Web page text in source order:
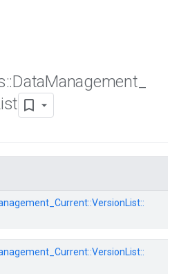
::DataManagement
VersionList::
VersionList::